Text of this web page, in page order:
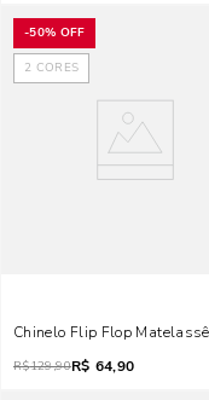
-50% OFF
2 CORES
Chinelo Flip Flop
R$129,90R$ 64,90